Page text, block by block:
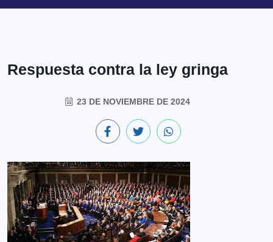
Respuesta contra la ley gringa
23 DE NOVIEMBRE DE 2024